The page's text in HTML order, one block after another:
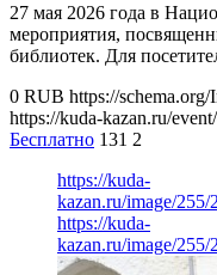
27 мая 2026 года в
мероприятия,
библиотек. Для
0 RUB https://schema.org/
https://kuda-kazan.ru/
Бесплатно 131 2
https://kuda-
kazan.ru/image/255/
https://kuda-
kazan.ru/image/255/